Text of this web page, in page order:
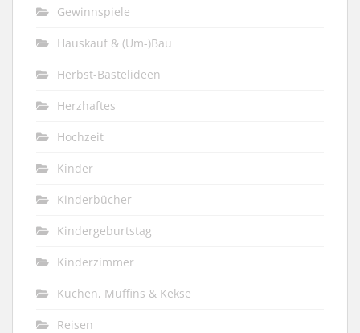
Gewinnspiele
Hauskauf & (Um-)Bau
Herbst-Bastelideen
Herzhaftes
Hochzeit
Kinder
Kinderbücher
Kindergeburtstag
Kinderzimmer
Kuchen, Muffins & Kekse
Reisen